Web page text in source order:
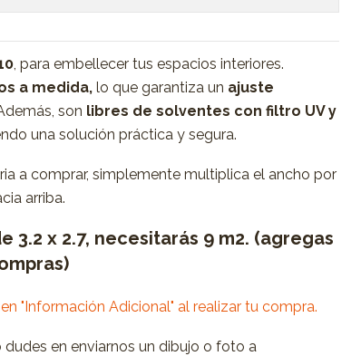
, para embellecer tus espacios interiores.
a medida, lo que garantiza un ajuste
son libres de solventes con filtro UV y
una solución práctica y segura.
a comprar, simplemente multiplica el ancho por
arriba.
3.2 x 2.7, necesitarás 9 m2. (agregas
"Información Adicional" al realizar tu compra.
dudes en enviarnos un dibujo o foto a